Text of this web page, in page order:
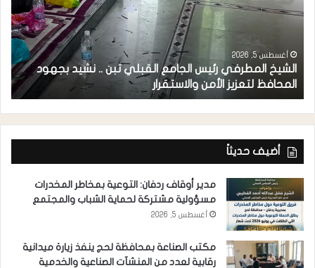
أغسطس 5, 2026
الشيخ المطرفي رئيس الجامع القبلي تبن .. نشيد بجهود
المحافظ لتعزيز الأمن والاستقرار
أضيف حديثاً
مدير أوقاف ردفان: التوعية بمخاطر المخدرات
مسؤولية مشتركة لحماية الشباب والمجتمع
أغسطس 5, 2026
مكتب الصناعة بمحافظة لحج ينفذ زيارة ميدانية
رقابية لعدد من المنشآت الصناعية والخدمية